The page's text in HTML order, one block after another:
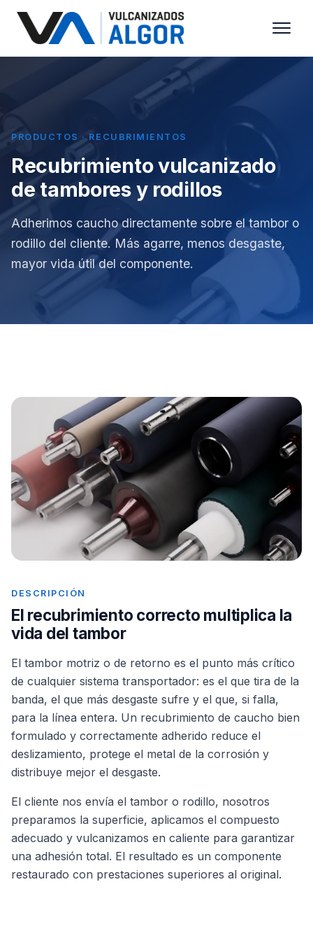
PRODUCTOS · RECUBRIMIENTOS
Recubrimiento vulcanizado
de tambores y rodillos
Adherimos caucho directamente sobre el tambor o
rodillo del cliente. Más agarre, menos desgaste,
mayor vida útil del componente.
DESCRIPCIÓN
El recubrimiento correcto multiplica la
vida del tambor
El tambor motriz o de retorno es el punto más crítico
de cualquier sistema transportador: es el que tira de la
banda, el que más desgaste sufre y el que, si falla,
para la línea entera. Un recubrimiento de caucho bien
formulado y correctamente adherido reduce el
deslizamiento, protege el metal de la corrosión y
distribuye mejor el desgaste.
El cliente nos envía el tambor o rodillo, nosotros
preparamos la superficie, aplicamos el compuesto
adecuado y vulcanizamos en caliente para garantizar
una adhesión total. El resultado es un componente
restaurado con prestaciones superiores al original.